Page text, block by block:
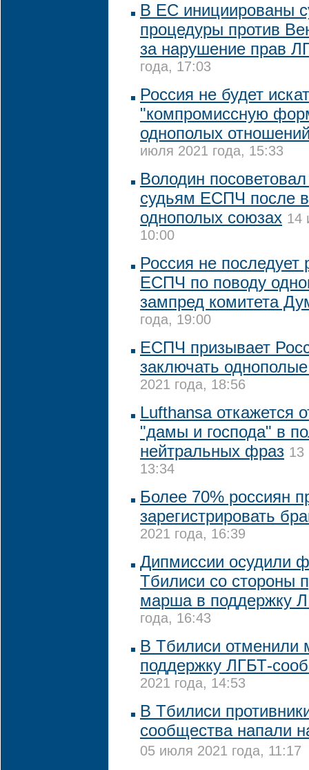
В ЕС инициированы
процедуры против
за нарушение прав
года, 17:03
Россия не будет
"компромиссную
однополых
июля 2021 года, 15:33
Володин
судьям ЕСПЧ после
однополых союзах 14
10:00
Россия не последует
ЕСПЧ по поводу
зампред комитета
года, 19:00
ЕСПЧ призывает
заключать
2021 года, 18:56
Lufthansa откажется
"дамы и господа" в
нейтральных фраз 13
13:34
Более 70% россиян
зарегистрировать
2021 года, 16:39
Дипмиссии осудили
Тбилиси со стороны
марша в поддержку
года, 16:43
В Тбилиси отменили
поддержку ЛГБТ-
2021 года, 14:53
В Тбилиси
сообщества напали
05 июля 2021 года, 11:17